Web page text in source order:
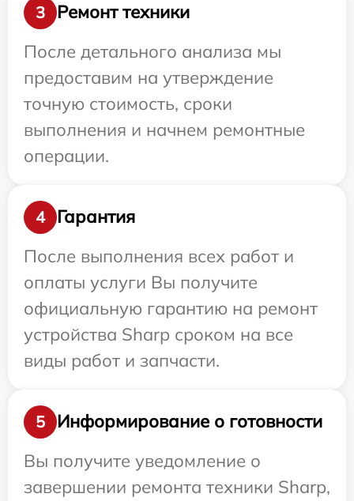
3
Ремонт техники
После детального анализа мы
предоставим на утверждение
точную стоимость, сроки
выполнения и начнем ремонтные
операции.
4
Гарантия
После выполнения всех работ и
оплаты услуги Вы получите
официальную гарантию на ремонт
устройства Sharp сроком на все
виды работ и запчасти.
5
Информирование о готовности
Вы получите уведомление о
завершении ремонта техники Sharp,